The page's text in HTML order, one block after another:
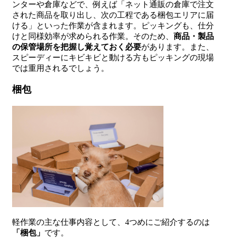
ンターや倉庫などで、例えば「ネット通販の倉庫で注文
された商品を取り出し、次の工程である梱包エリアに届
ける」といった作業が含まれます。ピッキングも、仕分
けと同様効率が求められる作業。そのため、 商品・製品
の保管場所を把握し覚えておく必要があります。また、
スピーディーにキビキビと動ける方もピッキングの現場
では重用されるでしょう。
梱包
軽作業の主な仕事内容として、4つめにご紹介するのは
「梱包」 です。